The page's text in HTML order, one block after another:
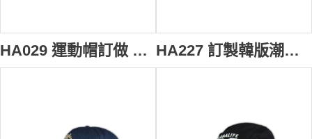
HA029 運動帽訂做 運動帽DIY 運動帽製造商hk HA227 訂製韓版潮太陽帽 訂購團體防曬棒球帽 來樣訂購遮陽帽 男士鴨舌帽批發